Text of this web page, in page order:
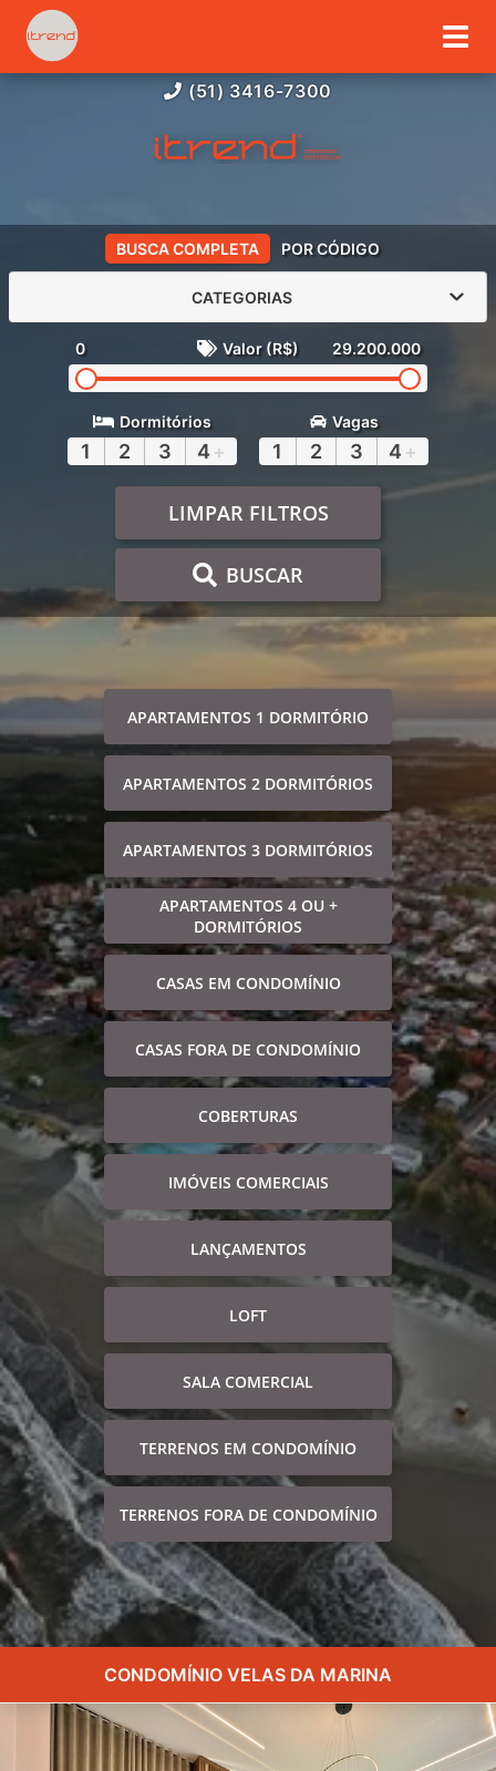
(51) 3416-7300
BUSCA COMPLETA POR CÓDIGO
CATEGORIAS
0 Valor (R$) 29.200.000
Dormitórios
1 2 3 4 +
Vagas
1 2 3 4 +
LIMPAR FILTROS
BUSCAR
APARTAMENTOS 1 DORMITÓRIO
APARTAMENTOS 2 DORMITÓRIOS
APARTAMENTOS 3 DORMITÓRIOS
APARTAMENTOS 4 OU +
DORMITÓRIOS
CASAS EM CONDOMÍNIO
CASAS FORA DE CONDOMÍNIO
COBERTURAS
IMÓVEIS COMERCIAIS
LANÇAMENTOS
LOFT
SALA COMERCIAL
TERRENOS EM CONDOMÍNIO
TERRENOS FORA DE CONDOMÍNIO
CONDOMÍNIO VELAS DA MARINA